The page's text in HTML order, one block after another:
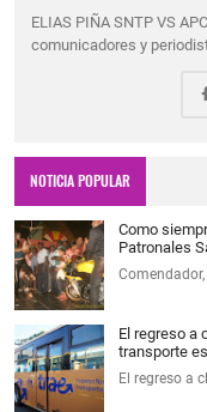
ELIAS PIÑA SNTP VS
comunicadores y
NOTICIA POPULAR
Como
Patronales
El regreso a
transporte
El regreso a